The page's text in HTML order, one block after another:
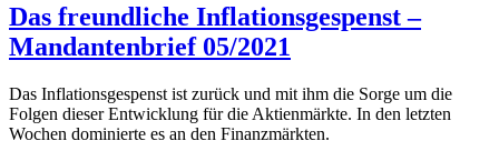
Das freundliche Inflationsgespenst –
Mandantenbrief 05/2021
Das Inflationsgespenst ist zurück und mit ihm die Sorge um die
Folgen dieser Entwicklung für die Aktienmärkte. In den letzten
Wochen dominierte es an den Finanzmärkten.